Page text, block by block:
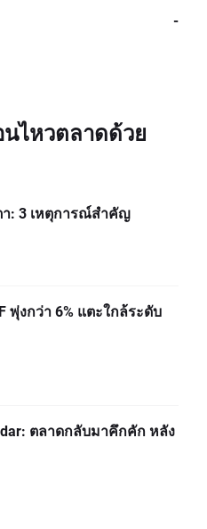
-
ไหวตลาดด้วย
: 3 เหตุการณ์สำคัญ
พุ่งกว่า 6% แตะใกล้ระดับ
ตลาดกลับมาคึกคัก หลัง